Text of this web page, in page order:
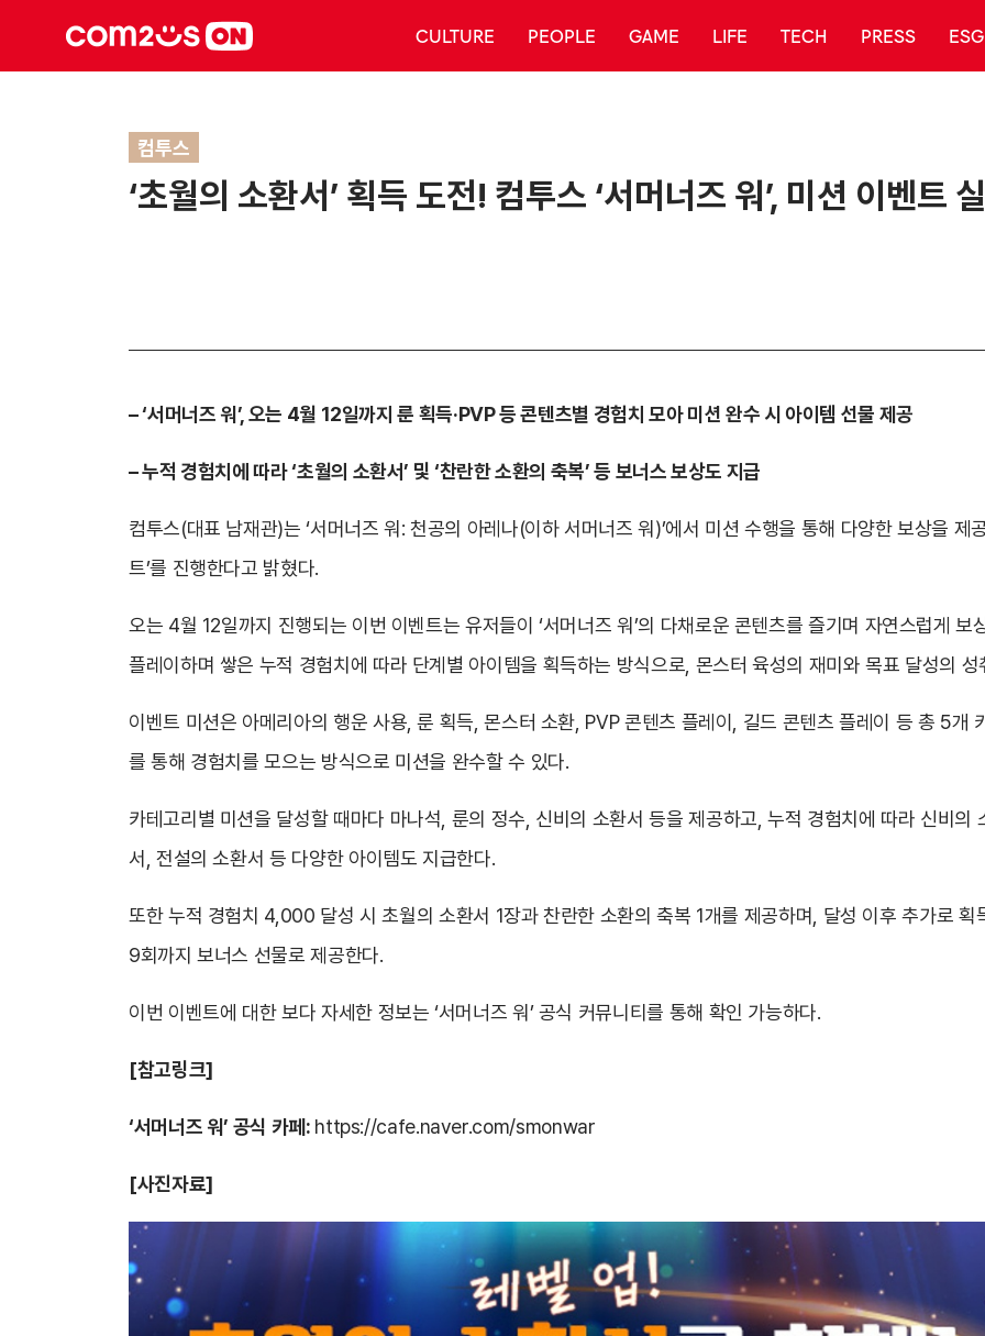
CULTURE PEOPLE GAME LIFE TECH PRESS ESG
컴투스
‘초월의 소환서’ 획득 도전! 컴투스 ‘서머너즈 워’, 미션 이벤트
– ‘서머너즈 워’, 오는 4월 12일까지 룬 획득·PVP 등 콘텐츠별 경험치 모아 미션 완수 시 아이템 선물 제공
– 누적 경험치에 따라 ‘초월의 소환서’ 및 ‘찬란한 소환의 축복’ 등 보너스 보상도 지급
컴투스(대표 남재관)는 ‘서머너즈 워: 천공의 아레나(이하 서머너즈 워)’에서 미션 수행을 통해 다양한 보상을 제
트’를 진행한다고 밝혔다.
오는 4월 12일까지 진행되는 이번 이벤트는 유저들이 ‘서머너즈 워’의 다채로운 콘텐츠를 즐기며 자연스럽게
플레이하며 쌓은 누적 경험치에 따라 단계별 아이템을 획득하는 방식으로, 몬스터 육성의 재미와 목표 달성의
이벤트 미션은 아메리아의 행운 사용, 룬 획득, 몬스터 소환, PVP 콘텐츠 플레이, 길드 콘텐츠 플레이 등 총 5개
를 통해 경험치를 모으는 방식으로 미션을 완수할 수 있다.
카테고리별 미션을 달성할 때마다 마나석, 룬의 정수, 신비의 소환서 등을 제공하고, 누적 경험치에 따라 신비
서, 전설의 소환서 등 다양한 아이템도 지급한다.
또한 누적 경험치 4,000 달성 시 초월의 소환서 1장과 찬란한 소환의 축복 1개를 제공하며, 달성 이후 추가로
9회까지 보너스 선물로 제공한다.
이번 이벤트에 대한 보다 자세한 정보는 ‘서머너즈 워’ 공식 커뮤니티를 통해 확인 가능하다.
[참고링크]
‘서머너즈 워’ 공식 카페: https://cafe.naver.com/smonwar
[사진자료]